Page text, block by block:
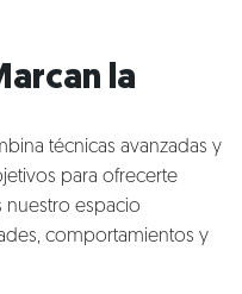
la
técnicas avanzadas y
para ofrecerte
nuestro espacio
comportamientos y